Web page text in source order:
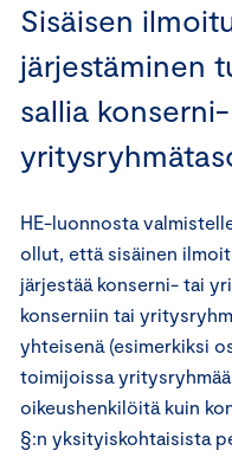
Sisäisen
järjestäminen
sallia
HE-luonnosta
ollut, että sisäinen
järjestää konserni- tai
konserniin tai
yhteisenä (esimerkiksi
toimijoissa
oikeushenkilöitä kuin
§:n yksityiskohtaisista